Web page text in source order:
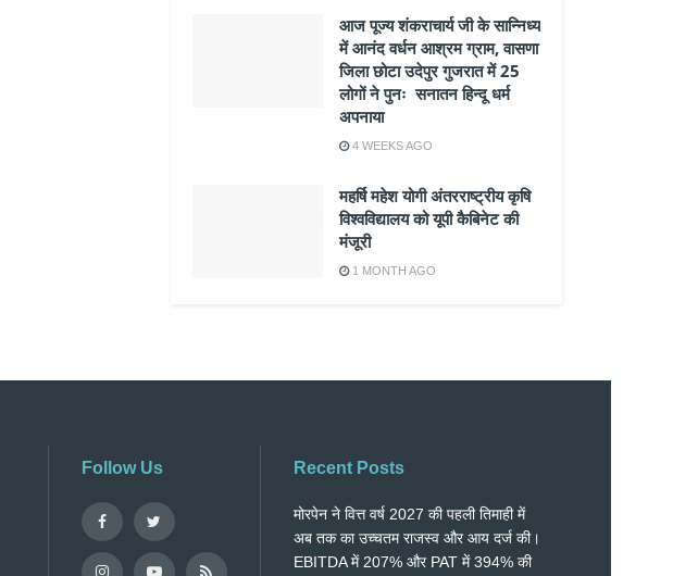
आज पूज्य शंकराचार्य जी के सान्निध्य
में आनंद वर्धन आश्रम ग्राम, वासणा
जिला छोटा उदेपुर गुजरात में 25
लोगों ने पुनः सनातन हिन्दू धर्म
अपनाया
4 WEEKS AGO
महर्षि महेश योगी अंतरराष्ट्रीय कृषि
विश्वविद्यालय को यूपी कैबिनेट की
मंजूरी
1 MONTH AGO
Follow Us Recent Posts
मोरपेन ने वित्त वर्ष 2027 की पहली तिमाही में
अब तक का उच्चतम राजस्व और आय दर्ज की।
EBITDA में 207% और PAT में 394% की